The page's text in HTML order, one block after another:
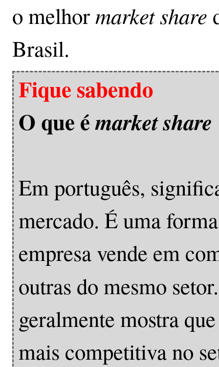
o melhormarket share
Brasil.
Fique sabendo
O que émarket share
Em português,
mercado. É uma
empresa vende em
outras do mesmo
geralmente mostra
mais competitiva no